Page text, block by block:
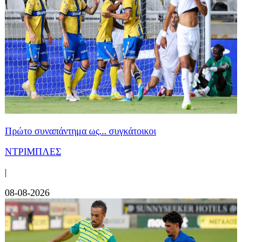
Πρώτο συναπάντημα ως... συγκάτοικοι
ΝΤΡΙΜΠΛΕΣ
|
08-08-2026